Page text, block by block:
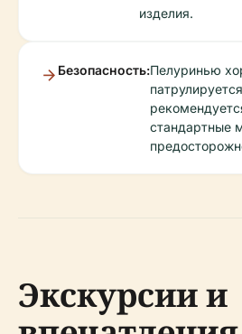
изделия.
Безопасность:Пелуринью
стандартные
Экскурсии и